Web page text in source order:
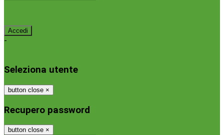
-
Seleziona utente
button close ×
Recupero password
button close ×